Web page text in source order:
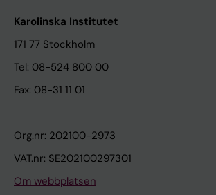
Karolinska Institutet
171 77 Stockholm
Tel: 08-524 800 00
Fax: 08-31 11 01
Org.nr: 202100-2973
VAT.nr: SE202100297301
Om webbplatsen